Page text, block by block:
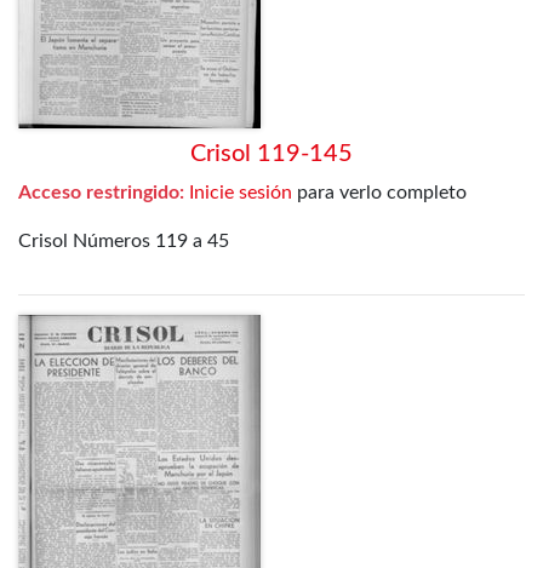
Crisol 119-145
Acceso restringido: Inicie sesión para verlo completo
Crisol Números 119 a 45